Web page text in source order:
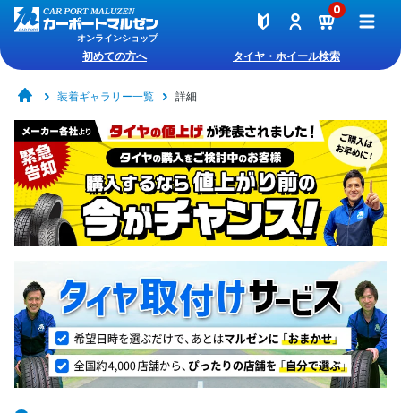
オンラインショップ
0
初めての方へ タイヤ・ホイール検索
装着ギャラリー一覧 詳細